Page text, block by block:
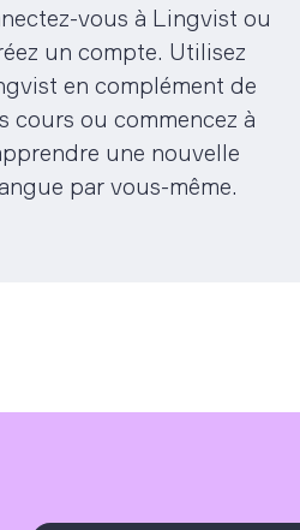
vous à Lingvist ou
un compte. Utilisez
en complément de
cours ou commencez à
une nouvelle
par vous-même.